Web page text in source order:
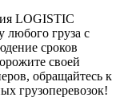
LOGISTIC
любого груза с
сроков
своей
обращайтесь к
грузоперевозок!